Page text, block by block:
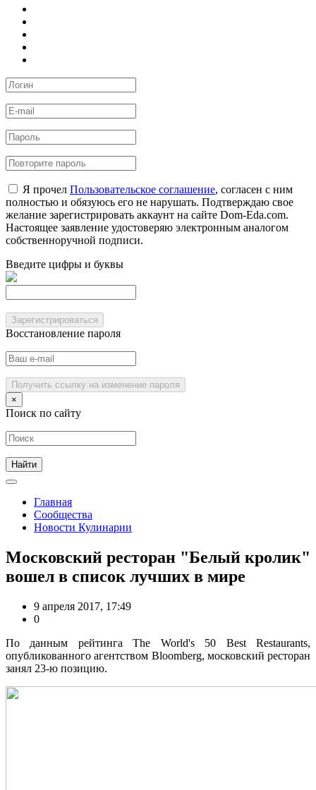
Я прочел Пользовательское соглашение, согласен с ним
полностью и обязуюсь его не нарушать. Подтверждаю свое
желание зарегистрировать аккаунт на сайте Dom-Eda.com.
Настоящее заявление удостоверяю электронным аналогом
собственноручной подписи.
Введите цифры и буквы
Зарегистрироваться
Восстановление пароля
Получить ссылку на изменение пароля
×
Поиск по сайту
Главная
Сообщества
Новости Кулинарии
Московский ресторан "Белый кролик"
вошел в список лучших в мире
9 апреля 2017, 17:49
0
По данным рейтинга The World's 50 Best Restaurants,
опубликованного агентством Bloomberg, московский ресторан
занял 23-ю позицию.